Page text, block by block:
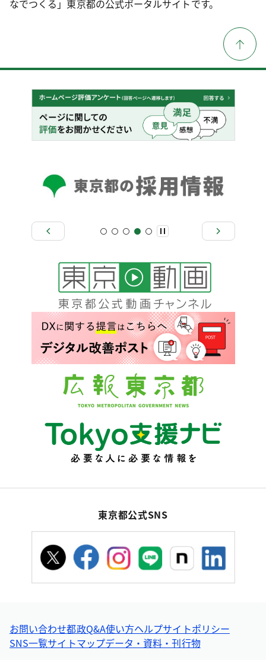
なでつくる」東京都の公式ポータルサイトです。
東京都公式SNS
お問い合わせ都政Q&A使い方ヘルプサイトポリシー
SNS一覧サイトマップデータ・資料・刊行物